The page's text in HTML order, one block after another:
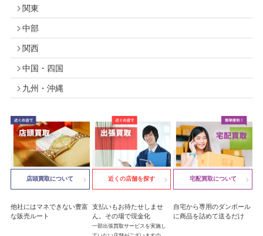
関東
中部
関西
中国・四国
九州・沖縄
店頭買取について
他社にはマネできない豊富
な販売ルート
近くの店舗を探す
支払いもお待たせしませ
ん。その場で現金化
一部出張買取サービスを実施し
宅配買取について
自宅から専用のダンボール
に商品を詰めて送るだけ